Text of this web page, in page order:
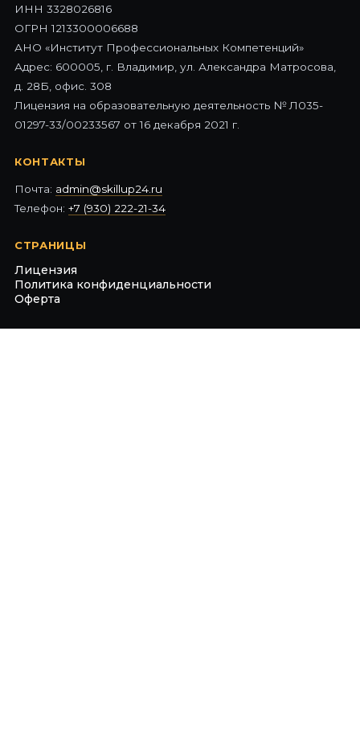
ИНН 3328026816
ОГРН 1213300006688
АНО «Институт Профессиональных Компетенций»
Адрес: 600005, г. Владимир, ул. Александра Матросова,
д. 28Б, офис. 308
Лицензия на образовательную деятельность № Л035-
01297-33/00233567 от 16 декабря 2021 г.
КОНТАКТЫ
Почта: admin@skillup24.ru
Телефон: +7 (930) 222-21-34
СТРАНИЦЫ
Лицензия
Политика конфиденциальности
Оферта